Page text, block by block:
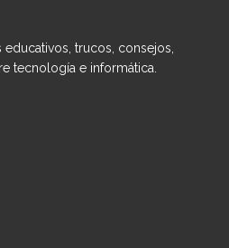
trucos, consejos,
tecnología e informática.